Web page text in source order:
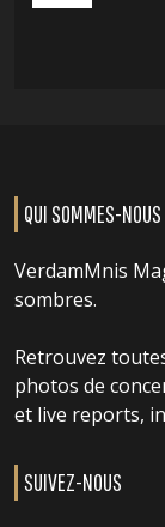
QUI SOMMES-
VerdamMnis
sombres.
Retrouvez
photos de
et live reports,
SUIVEZ-NOUS